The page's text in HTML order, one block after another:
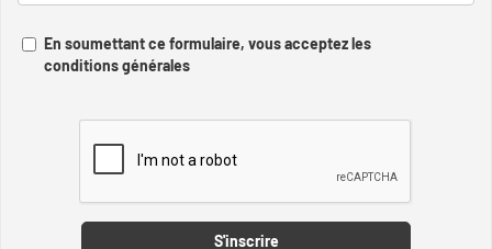
En soumettant ce formulaire, vous acceptez les
conditions générales
S'inscrire